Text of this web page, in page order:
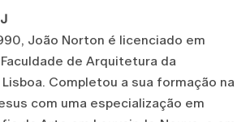
João Norton é licenciado em
de Arquitetura da
Completou a sua formação na
com uma especialização em